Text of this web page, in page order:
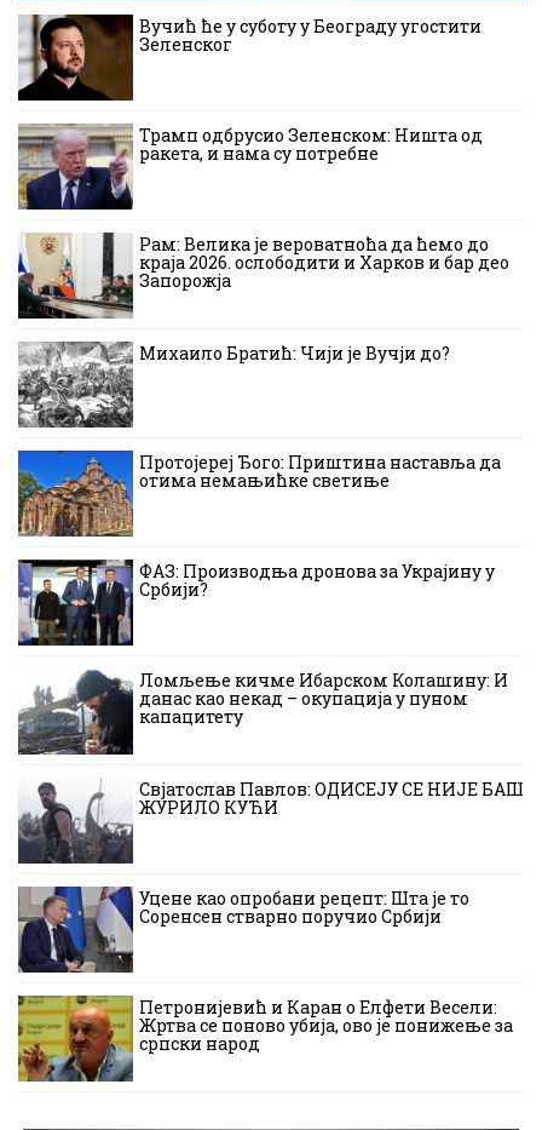
Вучић ће у суботу у Београду угостити
Зеленског
Трамп одбрусио Зеленском: Ништа од
ракета, и нама су потребне
Рам: Велика је вероватноћа да ћемо до
краја 2026. ослободити и Харков и бар део
Запорожја
Михаило Братић: Чији је Вучји до?
Протојереј Ђого: Приштина наставља да
отима немањићке светиње
ФАЗ: Производња дронова за Украјину у
Србији?
Ломљење кичме Ибарском Колашину: И
данас као некад – окупација у пуном
капацитету
Свјатослав Павлов: ОДИСЕЈУ СЕ НИЈЕ БАШ
ЖУРИЛО КУЋИ
Уцене као опробани рецепт: Шта је то
Соренсен стварно поручио Србији
Петронијевић и Каран о Елфети Весели:
Жртва се поново убија, ово је понижење за
српски народ